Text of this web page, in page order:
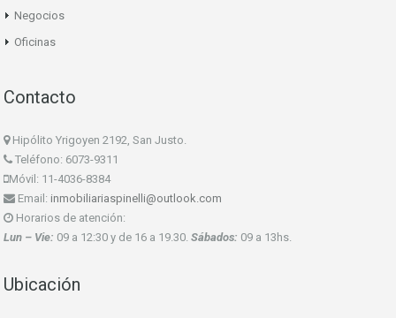
Negocios
Oficinas
Contacto
Hipólito Yrigoyen 2192, San Justo.
Teléfono: 6073-9311
Móvil: 11-4036-8384
Email: inmobiliariaspinelli@outlook.com
Horarios de atención:
Lun – Vie: 09 a 12:30 y de 16 a 19.30. Sábados: 09 a 13hs.
Ubicación